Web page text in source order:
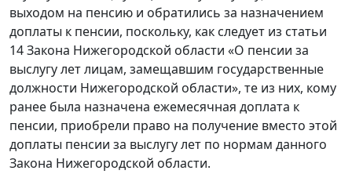
выходом на пенсию и обратились за назначением
доплаты к пенсии, поскольку, как следует из статьи
14 Закона Нижегородской области «О пенсии за
выслугу лет лицам, замещавшим государственные
должности Нижегородской области», те из них, кому
ранее была назначена ежемесячная доплата к
пенсии, приобрели право на получение вместо этой
доплаты пенсии за выслугу лет по нормам данного
Закона Нижегородской области.